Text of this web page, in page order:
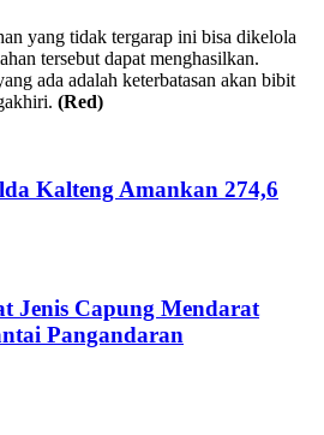
yang tidak tergarap ini bisa dikelola
tersebut dapat menghasilkan.
ada adalah keterbatasan akan bibit
(Red)
Kalteng Amankan 274,6
Jenis Capung Mendarat
Pangandaran